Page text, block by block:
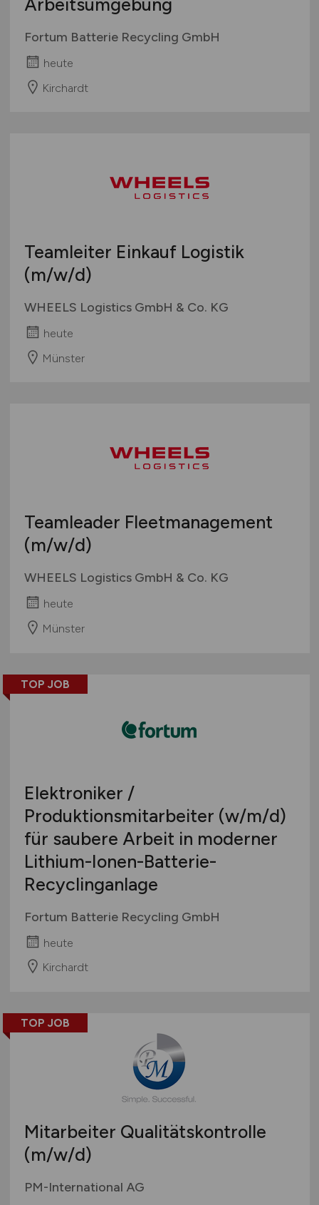
Arbeitsumgebung
Fortum Batterie Recycling GmbH
heute
Kirchardt
Teamleiter Einkauf Logistik
(m/w/d)
WHEELS Logistics GmbH & Co. KG
heute
Münster
Teamleader Fleetmanagement
(m/w/d)
WHEELS Logistics GmbH & Co. KG
heute
Münster
TOP JOB
Elektroniker /
Produktionsmitarbeiter (w/m/d)
für saubere Arbeit in moderner
Lithium-Ionen-Batterie-
Recyclinganlage
Fortum Batterie Recycling GmbH
heute
Kirchardt
TOP JOB
Mitarbeiter Qualitätskontrolle
(m/w/d)
PM-International AG